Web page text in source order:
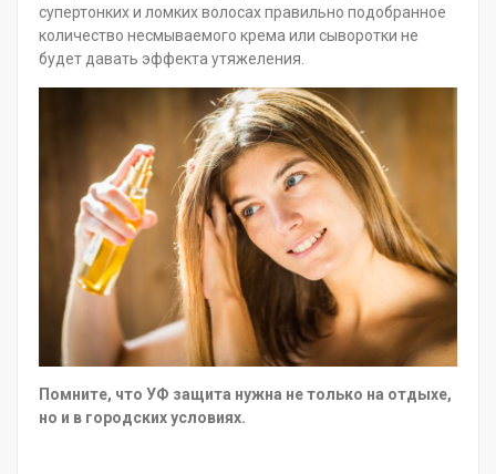
супертонких и ломких волосах правильно подобранное
количество несмываемого крема или сыворотки не
будет давать эффекта утяжеления.
Помните, что УФ защита нужна не только на отдыхе,
но и в городских условиях.